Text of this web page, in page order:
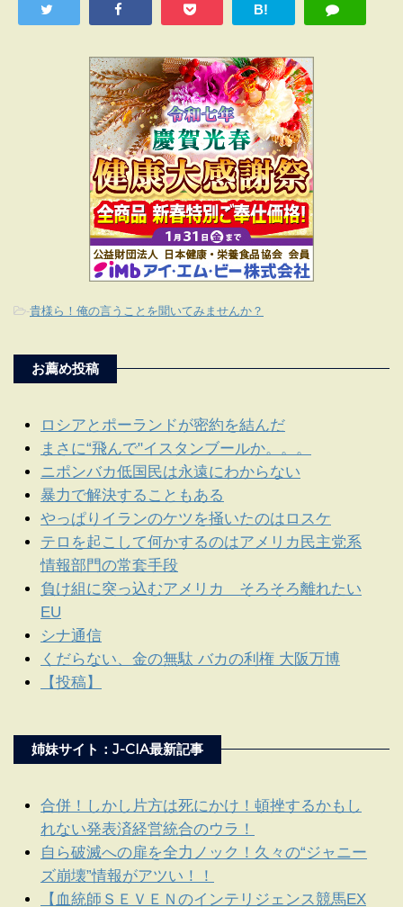
B!
-貴様ら！俺の言うことを聞いてみませんか？
お薦め投稿
ロシアとポーランドが密約を結んだ
まさに“飛んで"イスタンブールか。。。
ニポンバカ低国民は永遠にわからない
暴力で解決することもある
やっぱりイランのケツを掻いたのはロスケ
テロを起こして何かするのはアメリカ民主党系
情報部門の常套手段
負け組に突っ込むアメリカ そろそろ離れたい
EU
シナ通信
くだらない、金の無駄 バカの利権 大阪万博
【投稿】
姉妹サイト：J-CIA最新記事
合併！しかし片方は死にかけ！頓挫するかもし
れない発表済経営統合のウラ！
自ら破滅への扉を全力ノック！久々の“ジャニー
ズ崩壊”情報がアツい！！
【血統師ＳＥＶＥＮのインテリジェンス競馬EX